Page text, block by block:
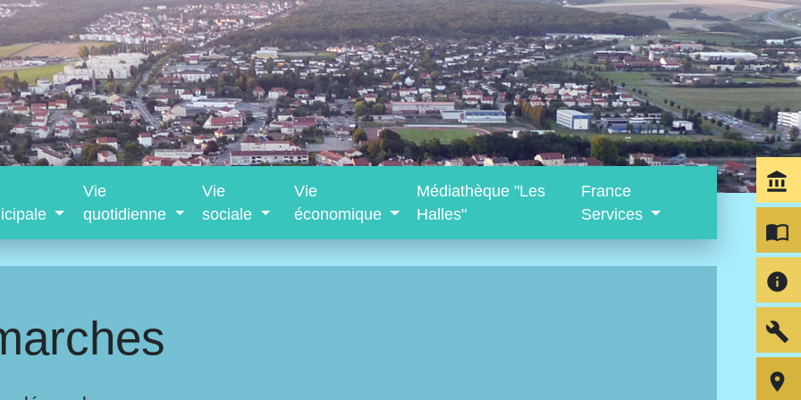
Vie
quotidienne
Vie
sociale
Vie
économique
Médiathèque "Les
Halles"
France
Services
account_balance
import_contacts
info
build
room